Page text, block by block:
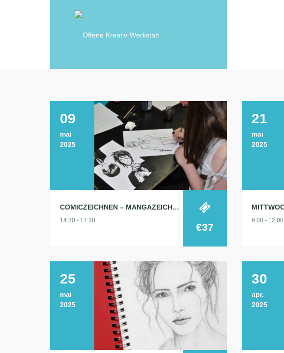
09
mai
2025
COMICZEICHNEN – MANGAZEICHNEN
14:30 - 17:30
€37
21
mai
2025
9:00 - 12:00
25
mai
2025
30
apr.
2025